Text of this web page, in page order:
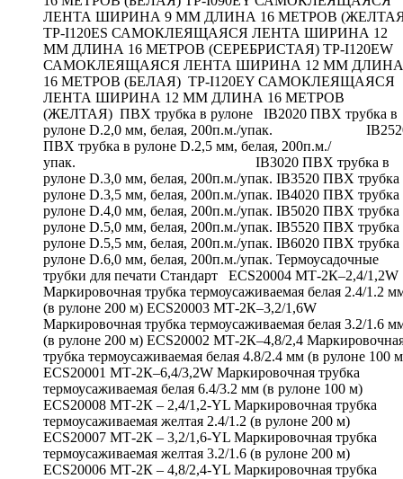
ЛЕНТА ШИРИНА 9 ММ ДЛИНА 16 МЕТРОВ
TP-I120ES САМОКЛЕЯЩАЯСЯ ЛЕНТА ШИРИНА 12
ММ ДЛИНА 16 МЕТРОВ (СЕРЕБРИСТАЯ) TP-I120EW
САМОКЛЕЯЩАЯСЯ ЛЕНТА ШИРИНА 12 ММ ДЛИНА
16 МЕТРОВ (БЕЛАЯ) TP-I120EY САМОКЛЕЯЩАЯСЯ
ЛЕНТА ШИРИНА 12 ММ ДЛИНА 16 МЕТРОВ
(ЖЕЛТАЯ) ПВХ трубка в рулоне IB2020 ПВХ трубка в
рулоне D.2,0 мм, белая, 200п.м./упак.
ПВХ трубка в рулоне D.2,5 мм, белая, 200п.м./
упак. IB3020 ПВХ трубка в
рулоне D.3,0 мм, белая, 200п.м./упак. IB3520 ПВХ трубка
рулоне D.3,5 мм, белая, 200п.м./упак. IB4020 ПВХ трубка
рулоне D.4,0 мм, белая, 200п.м./упак. IB5020 ПВХ трубка
рулоне D.5,0 мм, белая, 200п.м./упак. IB5520 ПВХ трубка
рулоне D.5,5 мм, белая, 200п.м./упак. IB6020 ПВХ трубка
рулоне D.6,0 мм, белая, 200п.м./упак. Термоусадочные
трубки для печати Стандарт ECS20004 МТ-2К–2,4/1,2W
Маркировочная трубка термоусаживаемая белая 2.4/1.2
(в рулоне 200 м) ECS20003 МТ-2К–3,2/1,6W
Маркировочная трубка термоусаживаемая белая 3.2/1.6
(в рулоне 200 м) ECS20002 МТ-2К–4,8/2,4
трубка термоусаживаемая белая 4.8/2.4 мм (в рулоне 100
ECS20001 МТ-2К–6,4/3,2W Маркировочная трубка
термоусаживаемая белая 6.4/3.2 мм (в рулоне 100 м)
ECS20008 МТ-2К – 2,4/1,2-YL Маркировочная трубка
термоусаживаемая желтая 2.4/1.2 (в рулоне 200 м)
ECS20007 МТ-2К – 3,2/1,6-YL Маркировочная трубка
термоусаживаемая желтая 3.2/1.6 (в рулоне 200 м)
ECS20006 МТ-2К – 4,8/2,4-YL Маркировочная трубка